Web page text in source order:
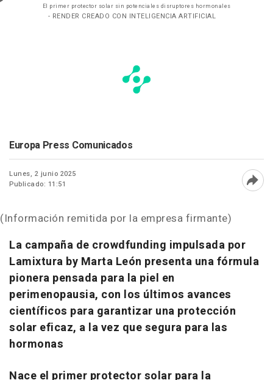
El primer protector solar sin potenciales disruptores hormonales
- RENDER CREADO CON INTELIGENCIA ARTIFICIAL
Europa Press Comunicados
Lunes, 2 junio 2025
Publicado: 11:51
(Información remitida por la empresa firmante)
La campaña de crowdfunding impulsada por
Lamixtura by Marta León presenta una fórmula
pionera pensada para la piel en
perimenopausia, con los últimos avances
científicos para garantizar una protección
solar eficaz, a la vez que segura para las
hormonas
Nace el primer protector solar para la